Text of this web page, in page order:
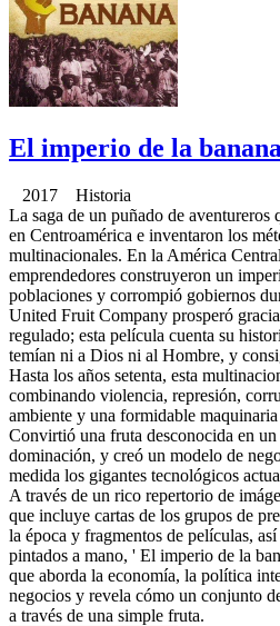
El imperio de la banana
2017 Historia
La saga de un puñado de
en Centroamérica e inventaron los
multinacionales. En la América
emprendedores construyeron un
poblaciones y corrompió gobiernos
United Fruit Company prosperó
regulado; esta película cuenta su
temían ni a Dios ni al Hombre, y
Hasta los años setenta, esta
combinando violencia, represión,
ambiente y una formidable
Convirtió una fruta desconocida en
dominación, y creó un modelo de
medida los gigantes tecnológicos
A través de un rico repertorio de
que incluye cartas de los grupos de
la época y fragmentos de películas,
pintados a mano, ' El imperio de la
que aborda la economía, la política
negocios y revela cómo un conjunto
a través de una simple fruta.